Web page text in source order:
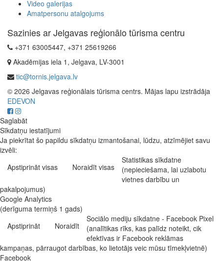
Video galerijas
Amatpersonu atalgojums
Sazinies ar Jelgavas reģionālo tūrisma centru
+371 63005447, +371 25619266
Akadēmijas iela 1, Jelgava, LV-3001
tic@tornis.jelgava.lv
© 2026 Jelgavas reģionālais tūrisma centrs. Mājas lapu izstrādāja
EDEVON
Saglabāt
Sīkdatņu iestatījumi
Ja piekrītat šo papildu sīkdatņu izmantošanai, lūdzu, atzīmējiet savu
izvēli:
Apstiprināt visas
Noraidīt visas
Statistikas sīkdatne
(nepieciešama, lai uzlabotu
vietnes darbību un
pakalpojumus)
Google Analytics
(derīguma termiņš 1 gads)
Apstiprināt
Noraidīt
Sociālo mediju sīkdatne - Facebook Pixel
(analītikas rīks, kas palīdz noteikt, cik
efektīvas ir Facebook reklāmas
kampaņas, pārraugot darbības, ko lietotājs veic mūsu tīmekļvietnē)
Facebook